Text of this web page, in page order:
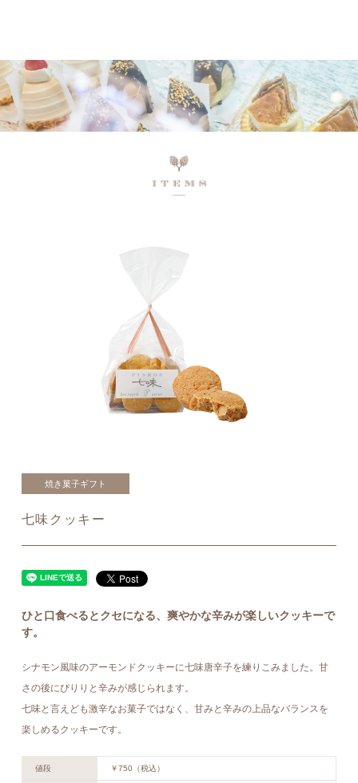
焼き菓子ギフト
七味クッキー
ひと口食べるとクセになる、爽やかな辛みが楽しいクッキーで
す。
シナモン風味のアーモンドクッキーに七味唐辛子を練りこみました。甘
さの後にぴりりと辛みが感じられます。
七味と言えども激辛なお菓子ではなく、甘みと辛みの上品なバランスを
楽しめるクッキーです。
値段 ￥750（税込）